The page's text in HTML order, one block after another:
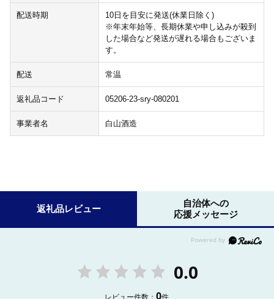
配送時期
10日を目安に発送(休業日除く)
※年末年始等、長期休業や申し込みが殺到
した場合など発送が遅れる場合もございま
す。
配送 常温
返礼品コード 05206-23-sry-080201
事業者名 白山酒造
返礼品レビュー
自治体への
応援メッセージ
0.0
レビュー件数：0件